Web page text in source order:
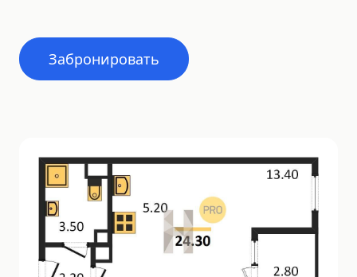
Забронировать